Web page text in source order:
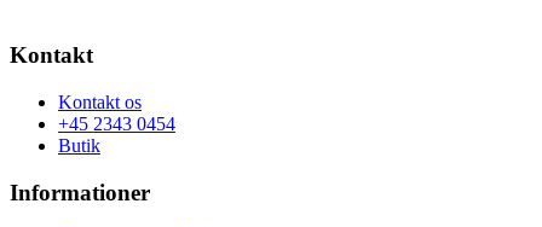
Kontakt
Kontakt os
+45 2343 0454
Butik
Informationer